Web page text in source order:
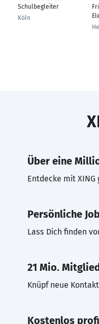
Schulbegleiter
Köln
Über eine
Entdecke mit XING
Persönliche
Lass Dich finden
21 Mio.
Knüpf neue
Kostenlos